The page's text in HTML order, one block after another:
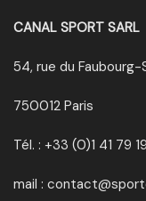
CANAL SPORT SARL
54, rue du
750012 Paris
Tél. : +33 (0)1 41 79
mail :